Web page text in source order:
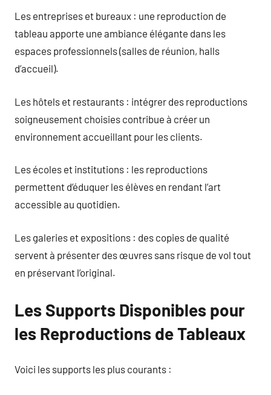
Les entreprises et bureaux : une reproduction de
tableau apporte une ambiance élégante dans les
espaces professionnels (salles de réunion, halls
d’accueil).
Les hôtels et restaurants : intégrer des reproductions
soigneusement choisies contribue à créer un
environnement accueillant pour les clients.
Les écoles et institutions : les reproductions
permettent d’éduquer les élèves en rendant l’art
accessible au quotidien.
Les galeries et expositions : des copies de qualité
servent à présenter des œuvres sans risque de vol tout
en préservant l’original.
Les Supports Disponibles pour
les Reproductions de Tableaux
Voici les supports les plus courants :